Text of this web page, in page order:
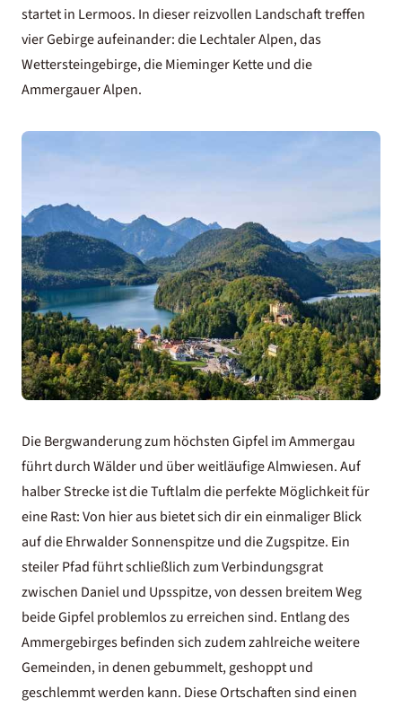
startet in Lermoos. In dieser reizvollen Landschaft treffen
vier Gebirge aufeinander: die Lechtaler Alpen, das
Wettersteingebirge, die Mieminger Kette und die
Ammergauer Alpen.
Die Bergwanderung zum höchsten Gipfel im Ammergau
führt durch Wälder und über weitläufige Almwiesen. Auf
halber Strecke ist die Tuftlalm die perfekte Möglichkeit für
eine Rast: Von hier aus bietet sich dir ein einmaliger Blick
auf die Ehrwalder Sonnenspitze und die Zugspitze. Ein
steiler Pfad führt schließlich zum Verbindungsgrat
zwischen Daniel und Upsspitze, von dessen breitem Weg
beide Gipfel problemlos zu erreichen sind. Entlang des
Ammergebirges befinden sich zudem zahlreiche weitere
Gemeinden, in denen gebummelt, geshoppt und
geschlemmt werden kann. Diese Ortschaften sind einen